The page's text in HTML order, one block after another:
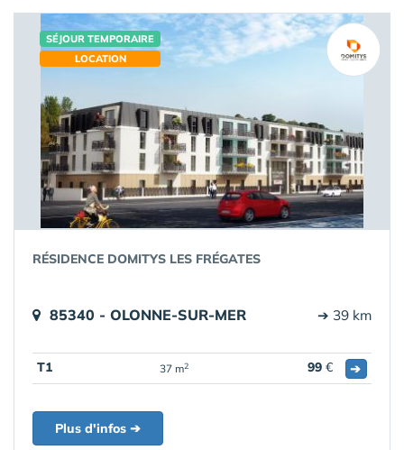
SÉJOUR TEMPORAIRE
LOCATION
RÉSIDENCE DOMITYS LES FRÉGATES
85340 - OLONNE-SUR-MER ➔ 39 km
T1 37 m2 99 € ➔
Plus d'infos ➔